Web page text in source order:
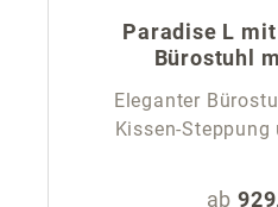
Paradise L
Bürostuhl
Eleganter
Kissen-
ab